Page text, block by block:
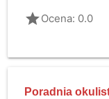
gradeOcena: 0.0
Poradnia